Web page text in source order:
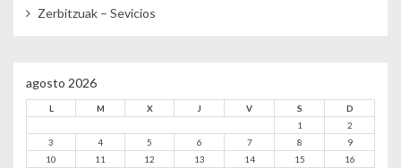
Zerbitzuak – Sevicios
agosto 2026
L M X J V S
D
1
2
3
4 5 6 7 8
9
10
11 12 13 14 15 16